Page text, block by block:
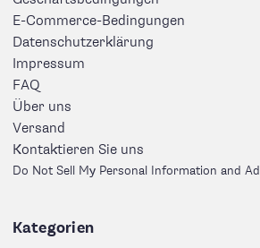
E-Commerce-Bedingungen
Datenschutzerklärung
Impressum
FAQ
Über uns
Versand
Kontaktieren Sie uns
Do Not Sell My Personal Information and
Kategorien